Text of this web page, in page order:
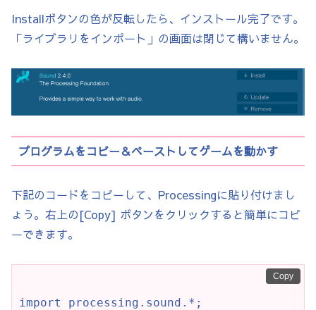
Installボタンの色が反転したら、インストール完了です。
「ライブラリをインポート」の画面は閉じて構いません。
プログラムをコピー＆ペーストしてゲームを動かす
下記のコードをコピーして、Processingに貼り付けまし
ょう。右上の[Copy] ボタンをクリックすると簡単にコピ
ーできます。
import processing.sound.*;
Copy